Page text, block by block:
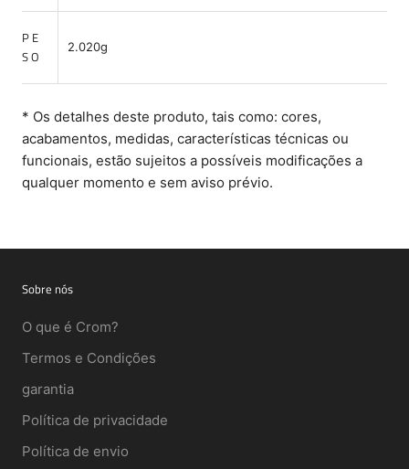
PE
SO
2.020g
* Os detalhes deste produto, tais como: cores,
acabamentos, medidas, características técnicas ou
funcionais, estão sujeitos a possíveis modificações a
qualquer momento e sem aviso prévio.
Sobre nós
O que é Crom?
Termos e Condições
garantia
Política de privacidade
Política de envio